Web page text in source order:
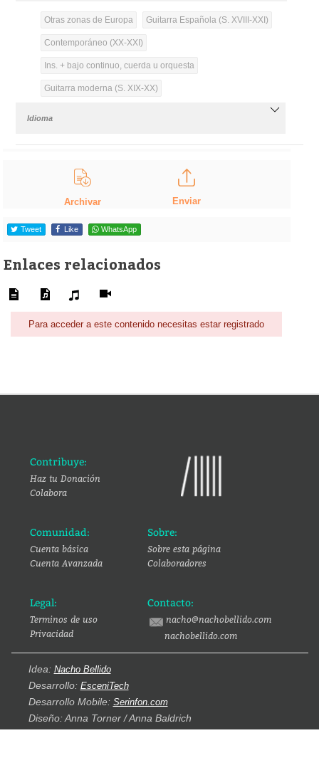
Otras zonas de Europa Guitarra Española (S. XVIII-XXI)
Contemporáneo (XX-XXI)
Ins. + bajo continuo, cuerda u orquesta
Guitarra moderna (S. XIX-XX)
Idioma
Archivar Enviar
Tweet Like WhatsApp
Enlaces relacionados
Para acceder a este contenido necesitas estar registrado
Contribuye:
Haz tu Donación
Colabora
Comunidad:
Cuenta básica
Cuenta Avanzada
Sobre:
Sobre esta página
Colaboradores
Legal:
Terminos de uso
Privacidad
Contacto:
nacho@nachobellido.com
nachobellido.com
Idea: Nacho Bellido
Desarrollo: EsceniTech
Desarrollo Mobile: Serinfon.com
Diseño: Anna Torner / Anna Baldrich